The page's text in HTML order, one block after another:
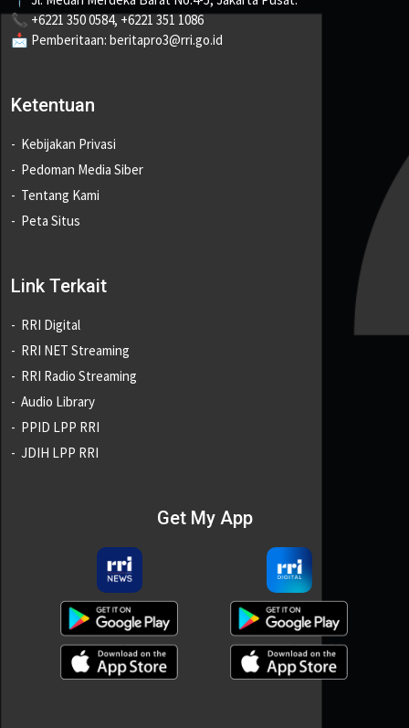
📞 +6221 350 0584, +6221 351 1086
📩 Pemberitaan: beritapro3@rri.go.id
Ketentuan
Kebijakan Privasi
Pedoman Media Siber
Tentang Kami
Peta Situs
Link Terkait
RRI Digital
RRI NET Streaming
RRI Radio Streaming
Audio Library
PPID LPP RRI
JDIH LPP RRI
Get My App